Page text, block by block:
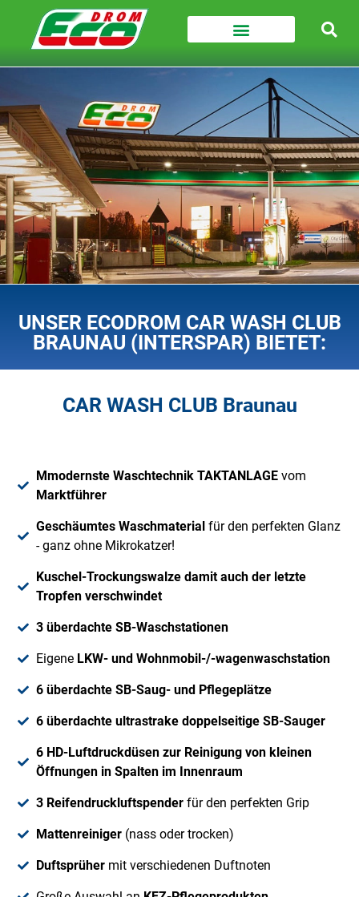
UNSER ECODROM CAR WASH CLUB
BRAUNAU (INTERSPAR) BIETET:
CAR WASH CLUB Braunau
Mmodernste Waschtechnik TAKTANLAGE vom
Marktführer
Geschäumtes Waschmaterial für den perfekten Glanz
- ganz ohne Mikrokatzer!
Kuschel-Trockungswalze damit auch der letzte
Tropfen verschwindet
3 überdachte SB-Waschstationen
Eigene LKW- und Wohnmobil-/-wagenwaschstation
6 überdachte SB-Saug- und Pflegeplätze
6 überdachte ultrastrake doppelseitige SB-Sauger
6 HD-Luftdruckdüsen zur Reinigung von kleinen
Öffnungen in Spalten im Innenraum
3 Reifendruckluftspender für den perfekten Grip
Mattenreiniger (nass oder trocken)
Duftsprüher mit verschiedenen Duftnoten